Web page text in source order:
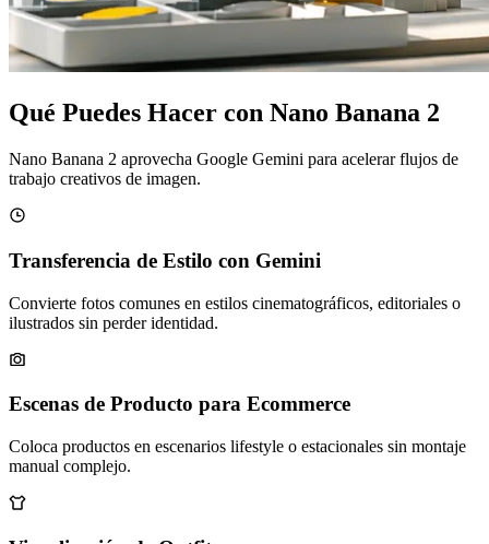
Qué Puedes Hacer con Nano Banana 2
Nano Banana 2 aprovecha Google Gemini para acelerar flujos de
trabajo creativos de imagen.
Transferencia de Estilo con Gemini
Convierte fotos comunes en estilos cinematográficos, editoriales o
ilustrados sin perder identidad.
Escenas de Producto para Ecommerce
Coloca productos en escenarios lifestyle o estacionales sin montaje
manual complejo.